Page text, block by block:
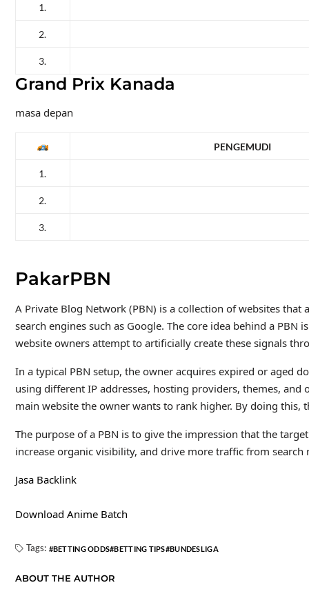
1.
2.
3.
Grand Prix Kanada
masa depan
PENGEMUDI
1.
2.
3.
PakarPBN
A Private Blog Network (PBN) is a collection of websites
search engines such as Google. The core idea behind a
website owners attempt to artificially create these signals
In a typical PBN setup, the owner acquires expired or aged
using different IP addresses, hosting providers, themes,
main website the owner wants to rank higher. By doing this,
The purpose of a PBN is to give the impression that the
increase organic visibility, and drive more traffic from search
Jasa Backlink
Download Anime Batch
Tags: BETTING ODDS BETTING TIPS BUNDESLIGA
ABOUT THE AUTHOR